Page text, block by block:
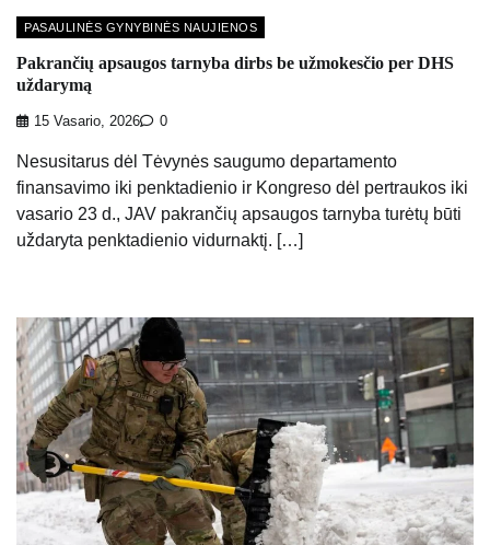
PASAULINĖS GYNYBINĖS NAUJIENOS
Pakrančių apsaugos tarnyba dirbs be užmokesčio per DHS
uždarymą
15 Vasario, 2026 0
Nesusitarus dėl Tėvynės saugumo departamento
finansavimo iki penktadienio ir Kongreso dėl pertraukos iki
vasario 23 d., JAV pakrančių apsaugos tarnyba turėtų būti
uždaryta penktadienio vidurnaktį. […]